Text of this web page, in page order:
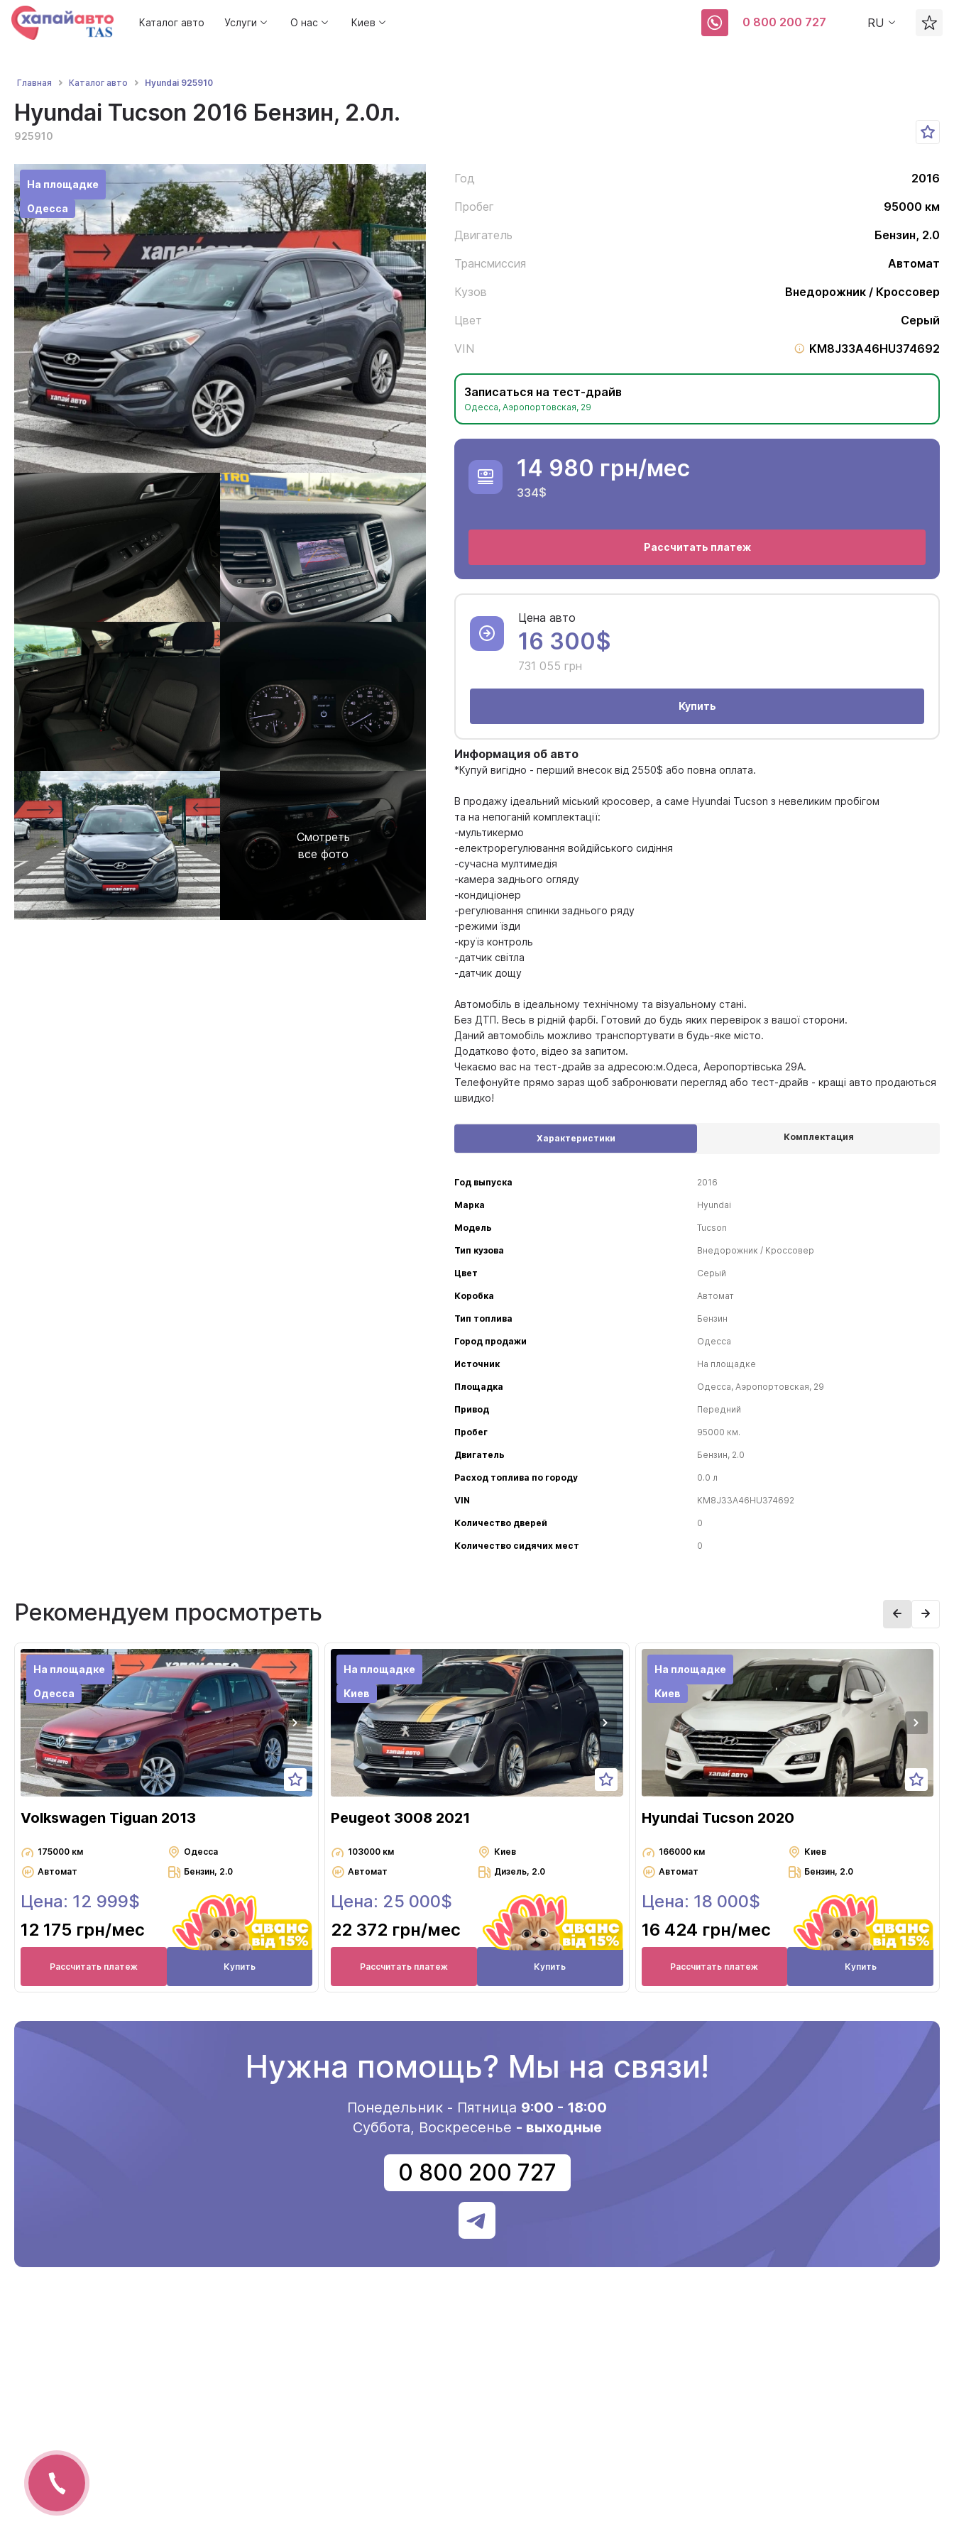
Каталог авто Услуги О нас Киев 0 800 200 727 RU
Главная Каталог авто Hyundai 925910
Hyundai Tucson 2016 Бензин, 2.0л.
925910
На площадке
Одесса
Смотреть
все фото
Год
2016
Пробег
95000 км
Двигатель
Бензин, 2.0
Трансмиссия
Автомат
Кузов
Внедорожник / Кроссовер
Цвет
Серый
VIN
KM8J33A46HU374692
Записаться на тест-драйв
Одесса, Аэропортовская, 29
14 980 грн/мес
334$
Рассчитать платеж
Цена авто
16 300$
731 055 грн
Купить
Информация об авто
*Купуй вигідно - перший внесок від 2550$ або повна оплата.
В продажу ідеальний міський кросовер, а саме Hyundai Tucson з невеликим пробігом
та на непоганій комплектації:
-мультикермо
-електрорегулювання войдійського сидіння
-сучасна мултимедія
-камера заднього огляду
-кондиціонер
-регулювання спинки заднього ряду
-режими їзди
-круїз контроль
-датчик світла
-датчик дощу
Автомобіль в ідеальному технічному та візуальному стані.
Без ДТП. Весь в рідній фарбі. Готовий до будь яких перевірок з вашої сторони.
Даний автомобіль можливо транспортувати в будь-яке місто.
Додатково фото, відео за запитом.
Чекаємо вас на тест-драйв за адресою:м.Одеса, Аеропортівська 29А.
Телефонуйте прямо зараз щоб забронювати перегляд або тест-драйв - кращі авто продаються
швидко!
Характеристики Комплектация
Год выпуска 2016
Марка Hyundai
Модель Tucson
Тип кузова Внедорожник / Кроссовер
Цвет Серый
Коробка Автомат
Тип топлива Бензин
Город продажи Одесса
Источник На площадке
Площадка Одесса, Аэропортовская, 29
Привод Передний
Пробег 95000 км.
Двигатель Бензин, 2.0
Расход топлива по городу 0.0 л
VIN KM8J33A46HU374692
Количество дверей 0
Количество сидячих мест 0
Рекомендуем просмотреть
На площадке
Одесса
Volkswagen Tiguan 2013
175000 км
Одесса
Автомат
Бензин, 2.0
Цена: 12 999$
12 175 грн/мес
Рассчитать платеж Купить
На площадке
Киев
Peugeot 3008 2021
103000 км
Киев
Автомат
Дизель, 2.0
Цена: 25 000$
22 372 грн/мес
Рассчитать платеж Купить
На площадке
Киев
Hyundai Tucson 2020
166000 км
Киев
Автомат
Бензин, 2.0
Цена: 18 000$
16 424 грн/мес
Рассчитать платеж Купить
Нужна помощь? Мы на связи!
Понедельник - Пятница 9:00 - 18:00
Суббота, Воскресенье - выходные
0 800 200 727